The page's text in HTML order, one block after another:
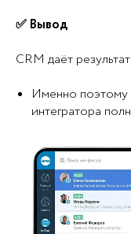
✅ Вывод
CRM даёт
Именно
интегратора